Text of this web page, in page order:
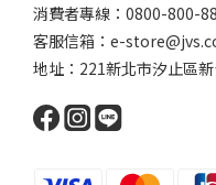
消費者專線：0800-800-
客服信箱：e-
地址：221新北市汐止區